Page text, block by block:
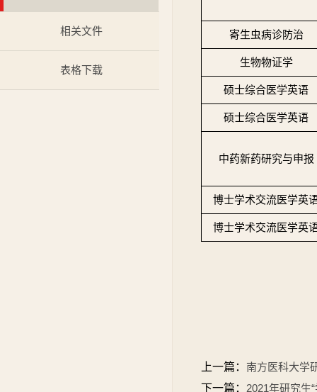
相关文件
表格下载
寄生虫病诊防治
生物物证学
硕士综合医学英语
硕士综合医学英语
中药新药研究与申报
博士学术交流医学英
博士学术交流医学英
上一篇： 南方医科大学
下一篇： 2021年研究生